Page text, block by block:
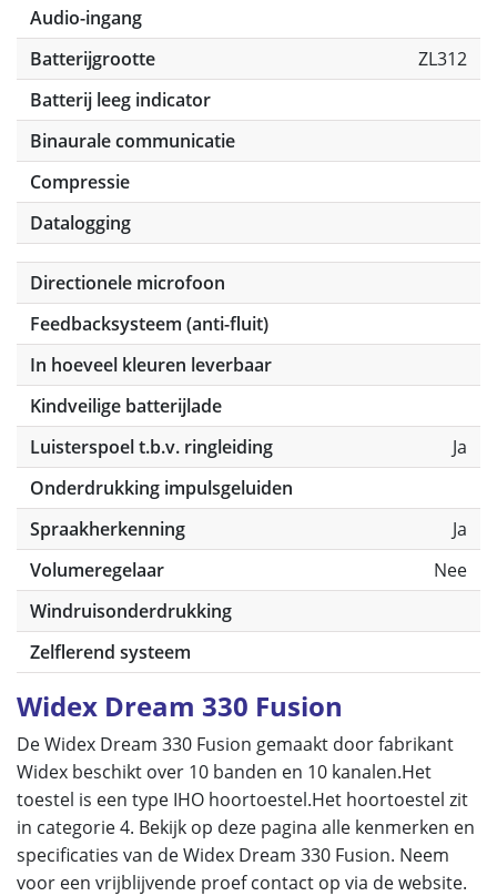
Audio-ingang
Batterijgrootte
ZL312
Batterij leeg indicator
Binaurale communicatie
Compressie
Datalogging
Directionele microfoon
Feedbacksysteem (anti-fluit)
In hoeveel kleuren leverbaar
Kindveilige batterijlade
Luisterspoel t.b.v. ringleiding
Ja
Onderdrukking impulsgeluiden
Spraakherkenning
Ja
Volumeregelaar
Nee
Windruisonderdrukking
Zelflerend systeem
Widex Dream 330 Fusion
De Widex Dream 330 Fusion gemaakt door fabrikant
Widex beschikt over 10 banden en 10 kanalen.Het
toestel is een type IHO hoortoestel.Het hoortoestel zit
in categorie 4. Bekijk op deze pagina alle kenmerken en
specificaties van de Widex Dream 330 Fusion. Neem
voor een vrijblijvende proef contact op via de website.